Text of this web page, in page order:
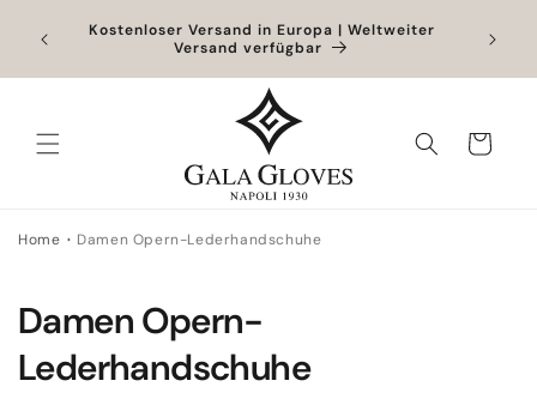
zum
Inhalt
Outlet bis zu -40% + zusätzliche 10% bei
Hinzufügen eines Produkts zum vollen Preis
Warenkorb
Home Damen Opern-Lederhandschuhe
K
a
Damen Opern-
Lederhandschuhe